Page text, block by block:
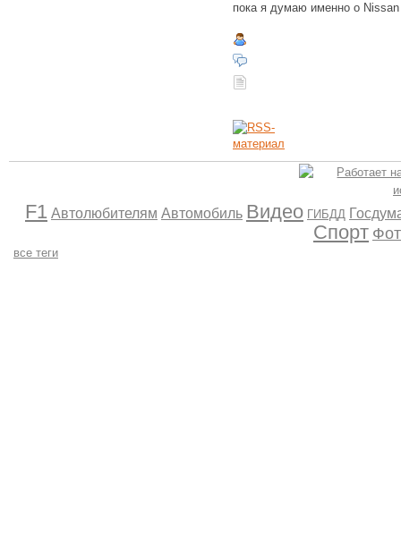
пока я думаю именно о
F1 Автолюбителям Автомобиль Видео ГИБДД
Спорт
все теги